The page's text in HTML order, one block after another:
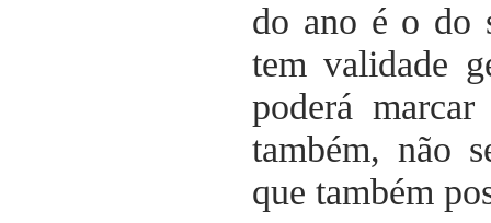
do ano é o do
tem validade
poderá
também, não
que também